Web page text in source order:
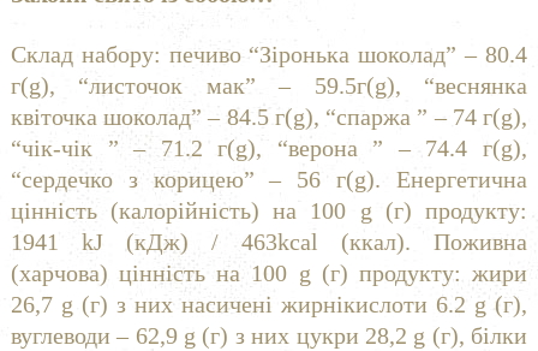
Склад набору: печиво “Зіронька шоколад” – 80.4
г(g), “листочок мак” – 59.5г(g), “веснянка
квіточка шоколад” – 84.5 г(g), “спаржа ” – 74 г(g),
“чік-чік ” – 71.2 г(g), “верона ” – 74.4 г(g),
“сердечко з корицею” – 56 г(g). Енергетична
цінність (калорійність) на 100 g (г) продукту:
1941 kJ (кДж) / 463kcal (ккал). Поживна
(харчова) цінність на 100 g (г) продукту: жири
26,7 g (г) з них насичені жирнікислоти 6.2 g (г),
вуглеводи – 62,9 g (г) з них цукри 28,2 g (г), білки